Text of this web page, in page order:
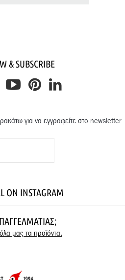
& SUBSCRIBE
για να εγγραφείτε στο newsletter
ON INSTAGRAM
μας τα προϊόντα.